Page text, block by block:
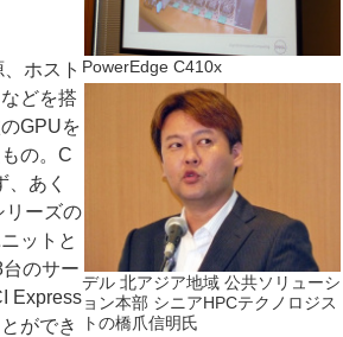
PowerEdge C410x
デル 北アジア地域 公共ソリューシ
ョン本部 シニアHPCテクノロジス
トの橋爪信明氏
ホスト
どを搭
GPUを
の。C
、あく
リーズの
ットと
のサー
Express
ができ